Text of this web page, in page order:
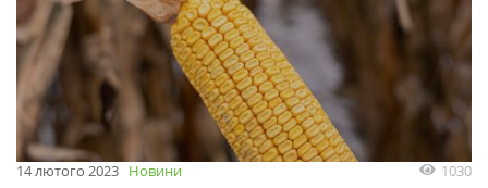
14 лютого 2023 Новини 1030